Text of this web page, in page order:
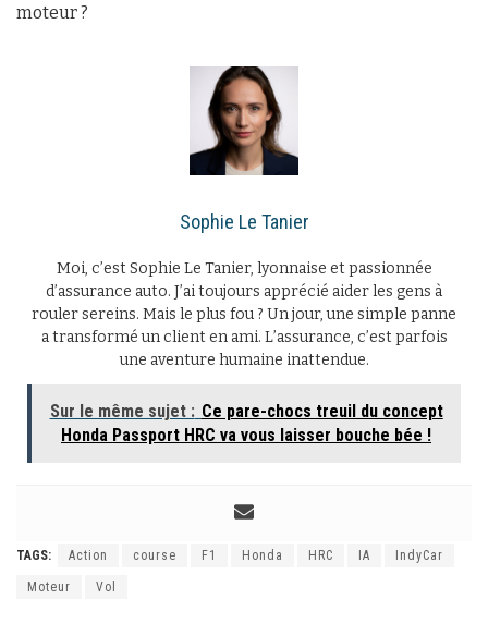
moteur ?
Sophie Le Tanier
Moi, c’est Sophie Le Tanier, lyonnaise et passionnée
d’assurance auto. J’ai toujours apprécié aider les gens à
rouler sereins. Mais le plus fou ? Un jour, une simple panne
a transformé un client en ami. L’assurance, c’est parfois
une aventure humaine inattendue.
Sur le même sujet : Ce pare-chocs treuil du concept
Honda Passport HRC va vous laisser bouche bée !
TAGS: Action course F1 Honda HRC IA IndyCar
Moteur Vol